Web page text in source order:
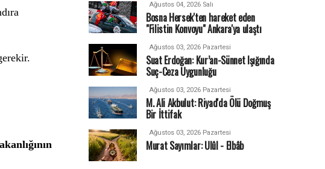
Ağustos 04, 2026 Salı
Bosna Hersek'ten hareket eden
"Filistin Konvoyu" Ankara'ya ulaştı
Ağustos 03, 2026 Pazartesi
Suat Erdoğan: Kur’an-Sünnet Işığında
Suç-Ceza Uygunluğu
Ağustos 03, 2026 Pazartesi
M. Ali Akbulut: Riyad'da Ölü Doğmuş
Bir İttifak
Ağustos 03, 2026 Pazartesi
Murat Sayımlar: Ulûl - Elbâb